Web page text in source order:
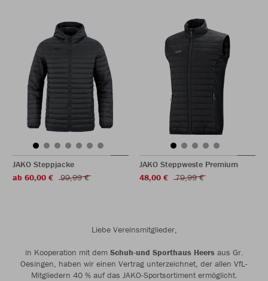
JAKO Steppjacke
ab 60,00 €
99,99 €
JAKO Steppweste Premium
48,00 €
79,99 €
Liebe Vereinsmitglieder,
in Kooperation mit dem Schuh-und Sporthaus Heersaus Gr.
Oesingen, haben wir einen Vertrag unterzeichnet, der allen VfL-
Mitgliedern 40 % auf das JAKO-Sportsortiment ermöglicht.